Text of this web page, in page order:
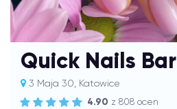
Quick Nails Bar
3 Maja 30, Katowice
4.90 z 808 ocen